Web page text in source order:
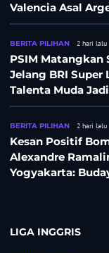
Valencia Asal Argentina,
Sibille
BERITA PILIHAN 2 hari lalu
PSIM Matangkan
Jelang BRI Super
Talenta Muda
BERITA PILIHAN 2 hari lalu
Kesan Positif
Alexandre
Yogyakarta:
LIGA INGGRIS